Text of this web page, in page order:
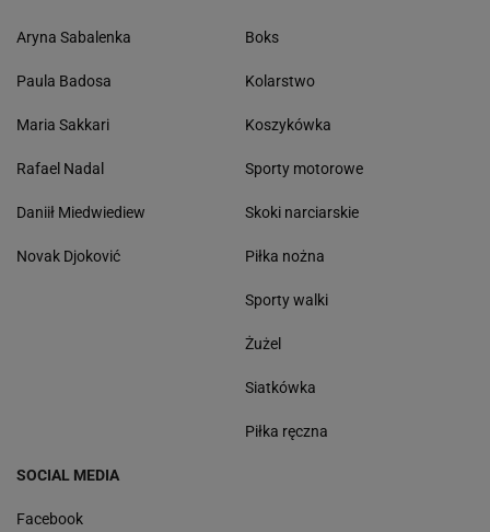
Aryna Sabalenka
Paula Badosa
Maria Sakkari
Rafael Nadal
Daniił Miedwiediew
Novak Djoković
Boks
Kolarstwo
Koszykówka
Sporty motorowe
Skoki narciarskie
Piłka nożna
Sporty walki
Żużel
Siatkówka
Piłka ręczna
SOCIAL MEDIA
Facebook